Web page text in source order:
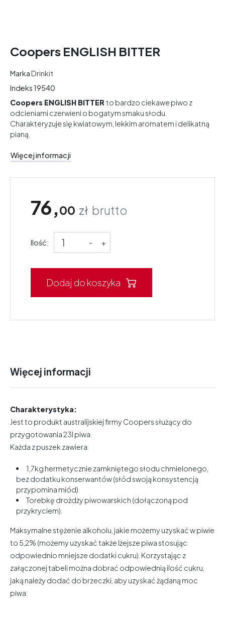
Coopers ENGLISH BITTER
MarkaDrinkit
Indeks19540
Coopers ENGLISH BITTER to bardzo ciekawe piwo z
odcieniami czerwieni o bogatym smaku słodu.
Charakteryzuje się kwiatowym, lekkim aromatem i delikatną
pianą.
Więcej informacji
76,00 zł brutto
Ilość: - +
Dodaj do koszyka
Więcej informacji
Charakterystyka:
Jest to produkt australijskiej firmy Coopers służący do
przygotowania 23l piwa.
Każda z puszek zawiera:
1,7kg hermetycznie zamkniętego słodu chmielonego,
bez dodatku konserwantów (słód swoją konsystencją
przypomina miód)
Torebkę drożdży piwowarskich (dołączoną pod
przykryciem).
Maksymalne stężenie alkoholu, jakie możemy uzyskać w piwie
to 5,2% (możemy uzyskać także lżejsze piwa stosując
odpowiednio mniejsze dodatki cukru). Korzystając z
załączonej tabeli można dobrać odpowiednią ilość cukru,
jaką należy dodać do brzeczki, aby uzyskać żądaną moc
piwa: